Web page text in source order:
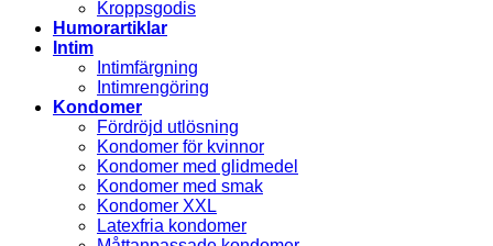
Kroppsgodis
Humorartiklar
Intim
Intimfärgning
Intimrengöring
Kondomer
Fördröjd utlösning
Kondomer för kvinnor
Kondomer med glidmedel
Kondomer med smak
Kondomer XXL
Latexfria kondomer